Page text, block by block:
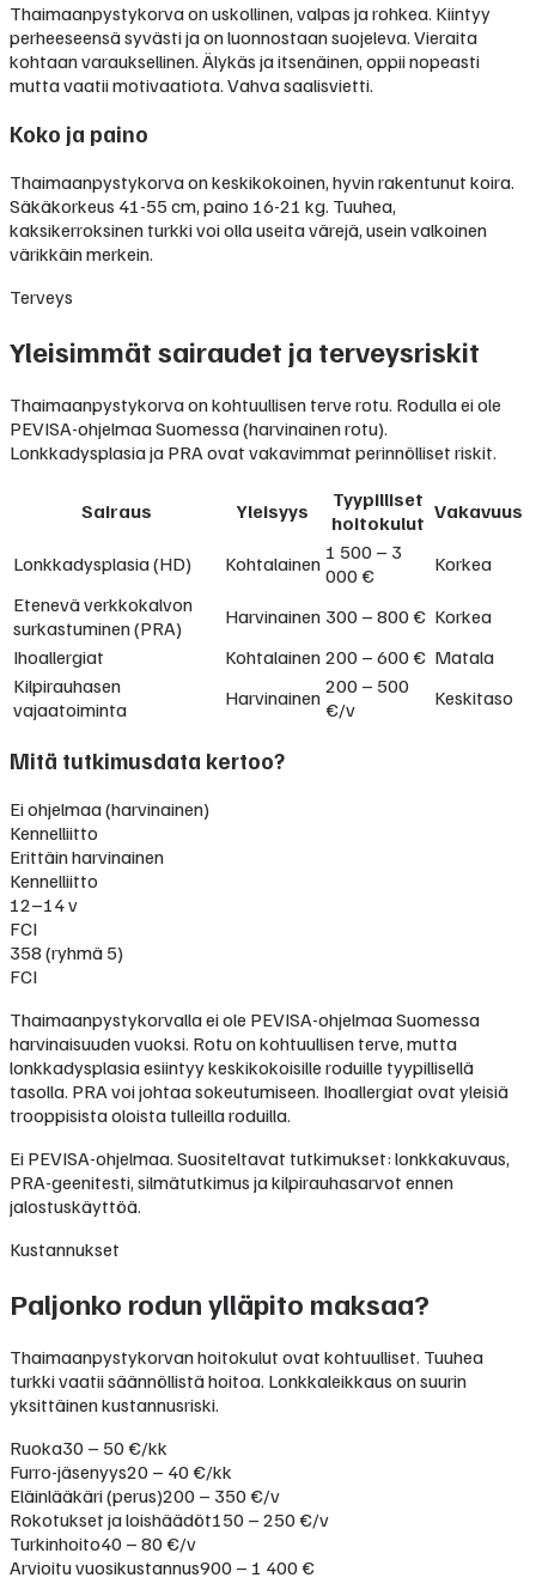
Thaimaanpystykorva on uskollinen, valpas ja rohkea. Kiintyy
perheeseensä syvästi ja on luonnostaan suojeleva. Vieraita
kohtaan varauksellinen. Älykäs ja itsenäinen, oppii nopeasti
mutta vaatii motivaatiota. Vahva saalisvietti.
Koko ja paino
Thaimaanpystykorva on keskikokoinen, hyvin rakentunut koira.
Säkäkorkeus 41-55 cm, paino 16-21 kg. Tuuhea,
kaksikerroksinen turkki voi olla useita värejä, usein valkoinen
värikkäin merkein.
Terveys
Yleisimmät sairaudet ja terveysriskit
Thaimaanpystykorva on kohtuullisen terve rotu. Rodulla ei ole
PEVISA-ohjelmaa Suomessa (harvinainen rotu).
Lonkkadysplasia ja PRA ovat vakavimmat perinnölliset riskit.
Sairaus Yleisyys
Tyypilliset
hoitokulut Vakavuus
Lonkkadysplasia (HD) Kohtalainen 1 500 – 3
000 €
Korkea
Etenevä verkkokalvon
surkastuminen (PRA)
Harvinainen 300 – 800 € Korkea
Ihoallergiat
Kohtalainen 200 – 600 € Matala
Kilpirauhasen
vajaatoiminta
Harvinainen 200 – 500
€/v
Keskitaso
Mitä tutkimusdata kertoo?
Ei ohjelmaa (harvinainen)
Kennelliitto
Erittäin harvinainen
Kennelliitto
12–14 v
FCI
358 (ryhmä 5)
FCI
Thaimaanpystykorvalla ei ole PEVISA-ohjelmaa Suomessa
harvinaisuuden vuoksi. Rotu on kohtuullisen terve, mutta
lonkkadysplasia esiintyy keskikokoisille roduille tyypillisellä
tasolla. PRA voi johtaa sokeutumiseen. Ihoallergiat ovat yleisiä
trooppisista oloista tulleilla roduilla.
Ei PEVISA-ohjelmaa. Suositeltavat tutkimukset: lonkkakuvaus,
PRA-geenitesti, silmätutkimus ja kilpirauhasarvot ennen
jalostuskäyttöä.
Kustannukset
Paljonko rodun ylläpito maksaa?
Thaimaanpystykorvan hoitokulut ovat kohtuulliset. Tuuhea
turkki vaatii säännöllistä hoitoa. Lonkkaleikkaus on suurin
yksittäinen kustannusriski.
Ruoka30 – 50 €/kk
Furro-jäsenyys20 – 40 €/kk
Eläinlääkäri (perus)200 – 350 €/v
Rokotukset ja loishäädöt150 – 250 €/v
Turkinhoito40 – 80 €/v
Arvioitu vuosikustannus900 – 1 400 €